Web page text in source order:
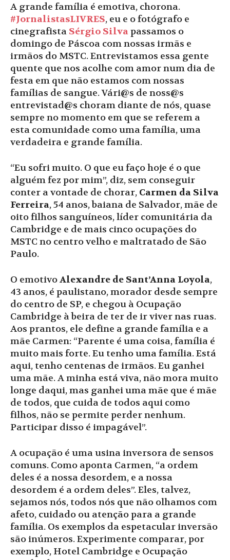
A grande família é emotiva, chorona.
#JornalistasLIVRES, eu e o fotógrafo e
cinegrafista Sérgio Silvapassamos o
domingo de Páscoa com nossas irmãs e
irmãos do MSTC. Entrevistamos essa gente
quente que nos acolhe com amor num dia de
festa em que não estamos com nossas
famílias de sangue. Vári@s de noss@s
entrevistad@s choram diante de nós, quase
sempre no momento em que se referem a
esta comunidade como uma família, uma
verdadeira e grande família.
“Eu sofri muito. O que eu faço hoje é o que
alguém fez por mim”, diz, sem conseguir
conter a vontade de chorar, Carmen da Silva
Ferreira, 54 anos, baiana de Salvador, mãe de
oito filhos sanguíneos, líder comunitária da
Cambridge e de mais cinco ocupações do
MSTC no centro velho e maltratado de São
Paulo.
O emotivoAlexandre de Sant’Anna Loyola,
43 anos, é paulistano, morador desde sempre
do centro de SP, e chegou à Ocupação
Cambridge à beira de ter de ir viver nas ruas.
Aos prantos, ele define a grande família e a
mãe Carmen: “Parente é uma coisa, família é
muito mais forte. Eu tenho uma família. Está
aqui, tenho centenas de irmãos. Eu ganhei
uma mãe. A minha está viva, não mora muito
longe daqui, mas ganhei uma mãe que é mãe
de todos, que cuida de todos aqui como
filhos, não se permite perder nenhum.
Participar disso é impagável”.
A ocupação é uma usina inversora de sensos
comuns. Como aponta Carmen, “a ordem
deles é a nossa desordem, e a nossa
desordem é a ordem deles”. Eles, talvez,
sejamos nós, todos nós que não olhamos com
afeto, cuidado ou atenção para a grande
família. Os exemplos da espetacular inversão
são inúmeros. Experimente comparar, por
exemplo, Hotel Cambridge e Ocupação